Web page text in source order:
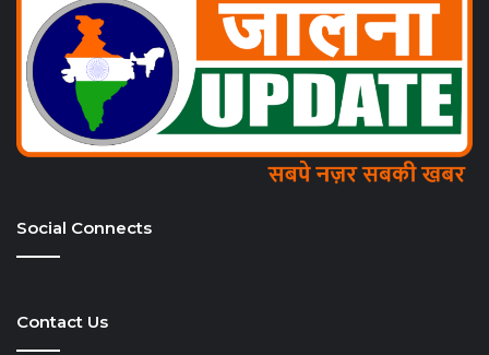
Social Connects
Contact Us